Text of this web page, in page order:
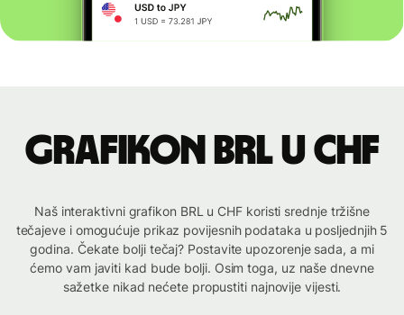
Grafikon BRL u CHF
Naš interaktivni grafikon BRL u CHF koristi srednje tržišne
tečajeve i omogućuje prikaz povijesnih podataka u posljednjih 5
godina. Čekate bolji tečaj? Postavite upozorenje sada, a mi
ćemo vam javiti kad bude bolji. Osim toga, uz naše dnevne
sažetke nikad nećete propustiti najnovije vijesti.